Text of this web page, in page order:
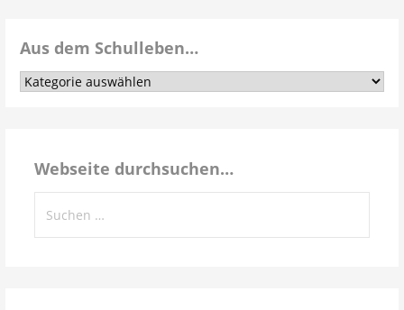
Aus dem Schulleben…
Aus
Webseite durchsuchen…
nach: